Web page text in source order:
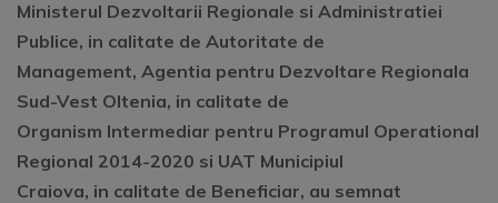
Ministerul Dezvoltarii Regionale si Administratiei
Publice, in calitate de Autoritate de
Management, Agentia pentru Dezvoltare Regionala
Sud-Vest Oltenia, in calitate de
Organism Intermediar pentru Programul Operational
Regional 2014-2020 si UAT Municipiul
Craiova, in calitate de Beneficiar, au semnat